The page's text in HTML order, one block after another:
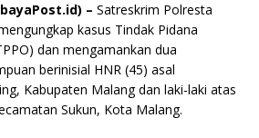
– Satreskrim Polresta
kasus Tindak Pidana
dan mengamankan dua
berinisial HNR (45) asal
Kabupaten Malang dan laki-laki atas
Sukun, Kota Malang.